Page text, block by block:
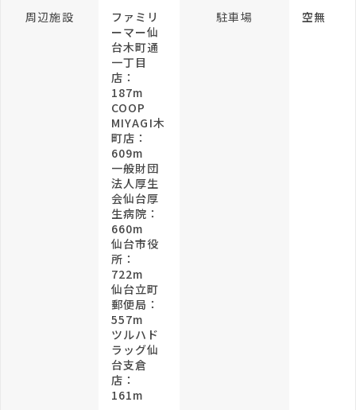
周辺施設
ファミリ
ーマー仙
台木町通
一丁目
店：
187m
COOP
MIYAGI木
町店：
609m
一般財団
法人厚生
会仙台厚
生病院：
660m
仙台市役
所：
722m
仙台立町
郵便局：
557m
ツルハド
ラッグ仙
台支倉
店：
161m
駐車場 空無